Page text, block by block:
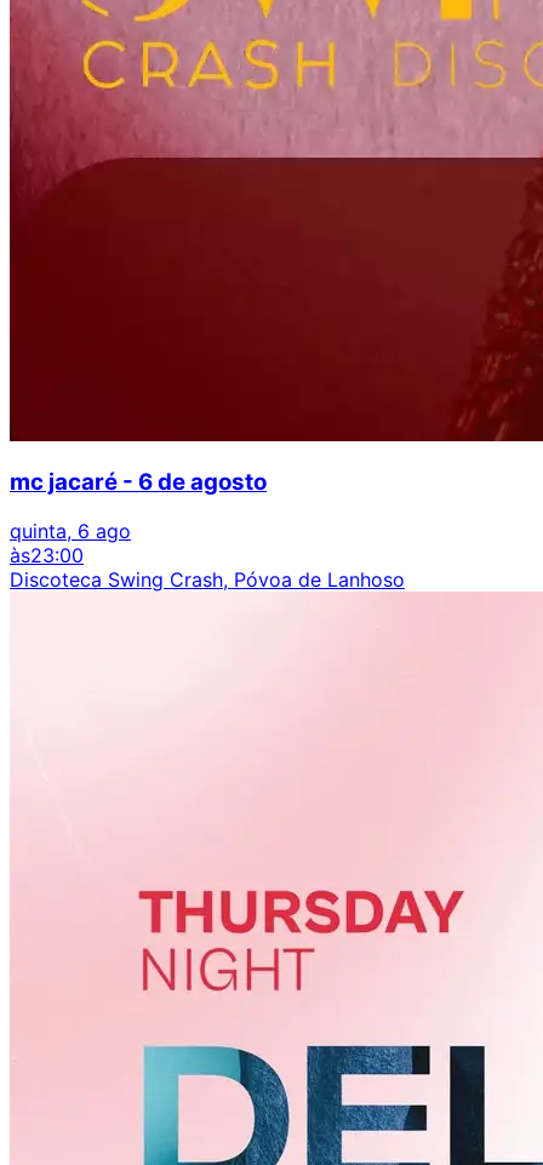
mc jacaré - 6 de agosto
quinta, 6 ago
às23:00
Discoteca Swing Crash, Póvoa de Lanhoso